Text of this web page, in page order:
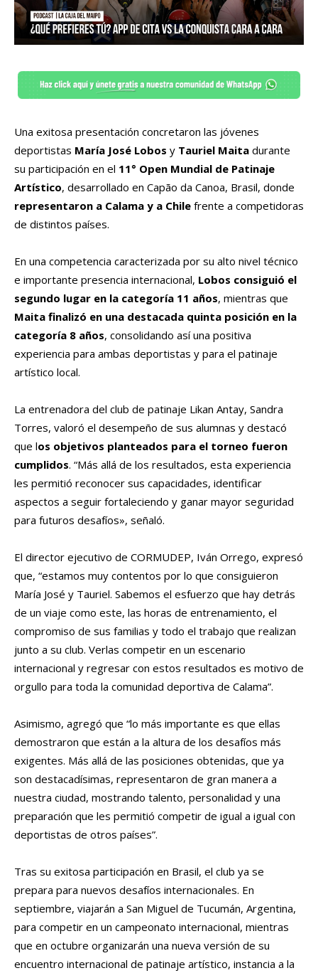
Una exitosa presentación concretaron las jóvenes
deportistas María José Lobos y Tauriel Maita durante
su participación en el 11° Open Mundial de Patinaje
Artístico, desarrollado en Capão da Canoa, Brasil, donde
representaron a Calama y a Chile frente a competidoras
de distintos países.
En una competencia caracterizada por su alto nivel técnico
e importante presencia internacional, Lobos consiguió el
segundo lugar en la categoría 11 años, mientras que
Maita finalizó en una destacada quinta posición en la
categoría 8 años, consolidando así una positiva
experiencia para ambas deportistas y para el patinaje
artístico local.
La entrenadora del club de patinaje Likan Antay, Sandra
Torres, valoró el desempeño de sus alumnas y destacó
que los objetivos planteados para el torneo fueron
cumplidos. “Más allá de los resultados, esta experiencia
les permitió reconocer sus capacidades, identificar
aspectos a seguir fortaleciendo y ganar mayor seguridad
para futuros desafíos», señaló.
El director ejecutivo de CORMUDEP, Iván Orrego, expresó
que, “estamos muy contentos por lo que consiguieron
María José y Tauriel. Sabemos el esfuerzo que hay detrás
de un viaje como este, las horas de entrenamiento, el
compromiso de sus familias y todo el trabajo que realizan
junto a su club. Verlas competir en un escenario
internacional y regresar con estos resultados es motivo de
orgullo para toda la comunidad deportiva de Calama”.
Asimismo, agregó que “lo más importante es que ellas
demostraron que están a la altura de los desafíos más
exigentes. Más allá de las posiciones obtenidas, que ya
son destacadísimas, representaron de gran manera a
nuestra ciudad, mostrando talento, personalidad y una
preparación que les permitió competir de igual a igual con
deportistas de otros países”.
Tras su exitosa participación en Brasil, el club ya se
prepara para nuevos desafíos internacionales. En
septiembre, viajarán a San Miguel de Tucumán, Argentina,
para competir en un campeonato internacional, mientras
que en octubre organizarán una nueva versión de su
encuentro internacional de patinaje artístico, instancia a la